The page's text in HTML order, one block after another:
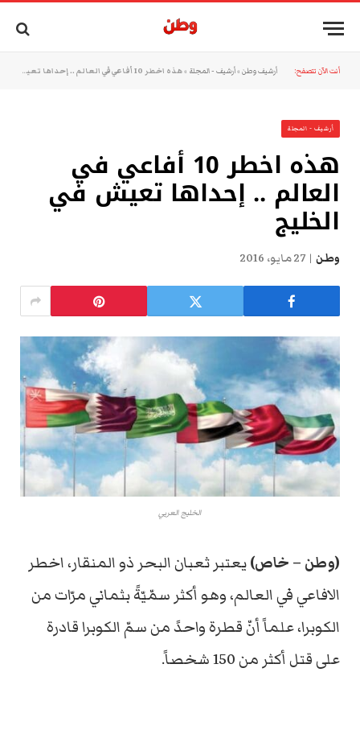
أنت الآن تتصفح: أرشيف وطن »أرشيف - المجلة »هذه اخطر 10 أفاعي في العالم .. إحداها تعيش في الخليج
أرشيف - المجلة
هذه اخطر 10 أفاعي في
العالم .. إحداها تعيش في
الخليج
وطن 27 مايو، 2016
الخليج العربي
(وطن – خاص)يعتبر ثعبان البحر ذو المنقار، اخطر
الافاعي في العالم، وهو أكثر سمّيّةً بثماني مرّات من
الكوبرا، علماً أنّ قطرة واحدً من سمّ الكوبرا قادرة
على قتل أكثر من 150 شخصاً.